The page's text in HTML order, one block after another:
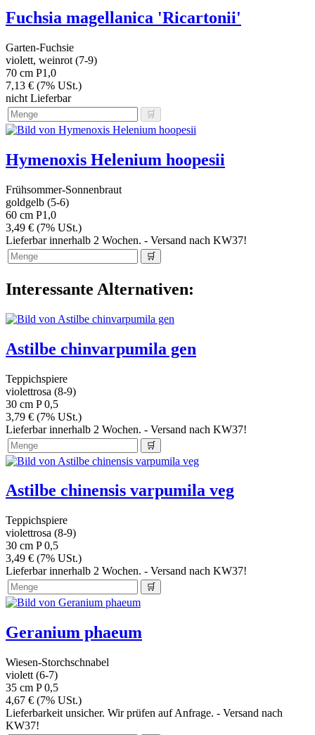
Fuchsia magellanica 'Ricartonii'
Garten-Fuchsie
violett, weinrot (7-9)
70 cm P1,0
7,13 € (7% USt.)
nicht Lieferbar
Hymenoxis Helenium hoopesii
Frühsommer-Sonnenbraut
goldgelb (5-6)
60 cm P1,0
3,49 € (7% USt.)
Lieferbar innerhalb 2 Wochen. - Versand nach KW37!
Interessante Alternativen:
Astilbe chinvarpumila gen
Teppichspiere
violettrosa (8-9)
30 cm P 0,5
3,79 € (7% USt.)
Lieferbar innerhalb 2 Wochen. - Versand nach KW37!
Astilbe chinensis varpumila veg
Teppichspiere
violettrosa (8-9)
30 cm P 0,5
3,49 € (7% USt.)
Lieferbar innerhalb 2 Wochen. - Versand nach KW37!
Geranium phaeum
Wiesen-Storchschnabel
violett (6-7)
35 cm P 0,5
4,67 € (7% USt.)
Lieferbarkeit unsicher. Wir prüfen auf Anfrage. - Versand nach
KW37!